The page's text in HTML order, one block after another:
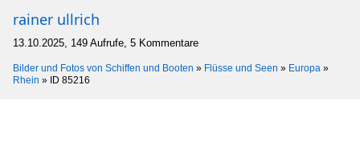
rainer ullrich
13.10.2025, 149 Aufrufe, 5 Kommentare
Bilder und Fotos von Schiffen und Booten » Flüsse und Seen » Europa »
Rhein » ID 85216